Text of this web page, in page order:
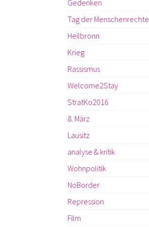
Gedenken
Tag der Menschenrechte
Heilbronn
Krieg
Rassismus
Welcome2Stay
StratKo2016
8. März
Lausitz
analyse & kritik
Wohnpolitik
NoBorder
Repression
Film